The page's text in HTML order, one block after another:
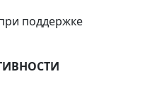
поддержке